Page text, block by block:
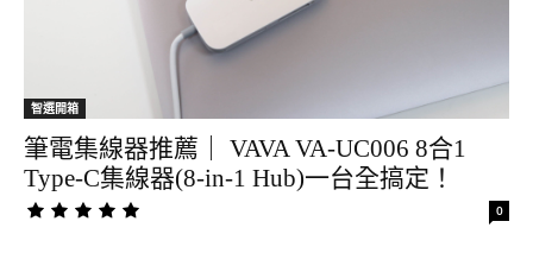
智選開箱
筆電集線器推薦｜ VAVA VA-UC006 8合1
Type-C集線器(8-in-1 Hub)一台全搞定！
0